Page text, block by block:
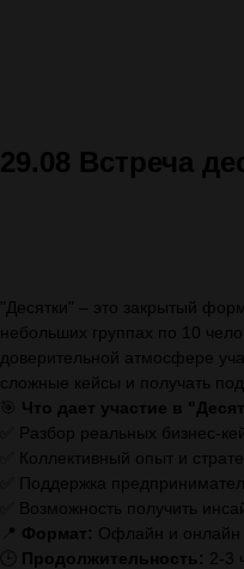
29.08 Встреча
"Десятки" – это закрытый
небольших группах по 10
доверительной атмосфере
сложные кейсы и получать
🎯 Что дает участие в
✅ Разбор реальных бизнес-
✅ Коллективный опыт и
✅ Поддержка
✅ Возможность получить
📍 Формат: Офлайн и онлайн
Продолжительность: 2-3